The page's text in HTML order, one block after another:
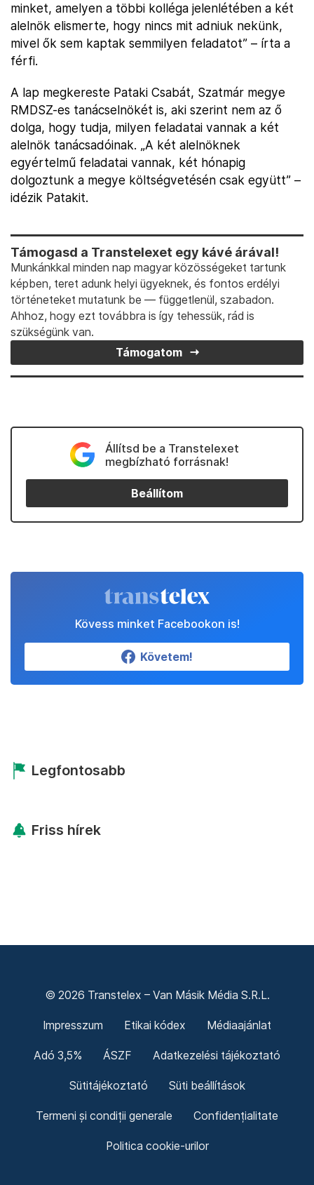
minket, amelyen a többi kolléga jelenlétében a két
alelnök elismerte, hogy nincs mit adniuk nekünk,
mivel ők sem kaptak semmilyen feladatot” – írta a
férfi.
A lap megkereste Pataki Csabát, Szatmár megye
RMDSZ-es tanácselnökét is, aki szerint nem az ő
dolga, hogy tudja, milyen feladatai vannak a két
alelnök tanácsadóinak. „A két alelnöknek
egyértelmű feladatai vannak, két hónapig
dolgoztunk a megye költségvetésén csak együtt” –
idézik Patakit.
Támogasd a Transtelexet egy kávé árával!
Munkánkkal minden nap magyar közösségeket tartunk
képben, teret adunk helyi ügyeknek, és fontos erdélyi
történeteket mutatunk be — függetlenül, szabadon.
Ahhoz, hogy ezt továbbra is így tehessük, rád is
szükségünk van.
Támogatom
Állítsd be a Transtelexet
megbízható forrásnak!
Beállítom
Kövess minket Facebookon is!
Követem!
Legfontosabb
Friss hírek
© 2026 Transtelex – Van Másik Média S.R.L.
Impresszum Etikai kódex Médiaajánlat
Adó 3,5% ÁSZF Adatkezelési tájékoztató
Sütitájékoztató Süti beállítások
Termeni și condiții generale Confidențialitate
Politica cookie-urilor